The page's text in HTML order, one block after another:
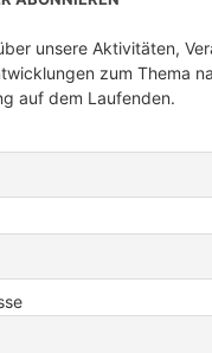
unsere Aktivitäten,
zum Thema
auf dem Laufenden.